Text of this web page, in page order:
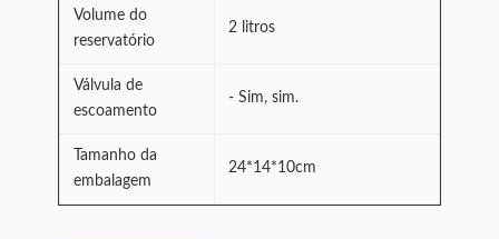
Volume do
reservatório
2 litros
Válvula de
escoamento
- Sim, sim.
Tamanho da
embalagem
24*14*10cm